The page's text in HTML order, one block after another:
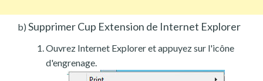
b) Supprimer Cup Extension de Internet Explorer
Ouvrez Internet Explorer et appuyez sur l'icône
d'engrenage.